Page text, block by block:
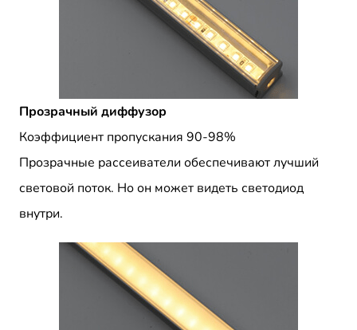
Прозрачный диффузор
Коэффициент пропускания 90-98%
Прозрачные рассеиватели обеспечивают лучший
световой поток. Но он может видеть светодиод
внутри.